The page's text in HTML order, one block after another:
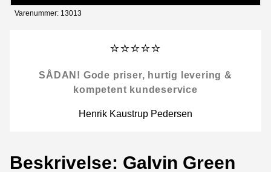
Varenummer: 13013
⭐⭐⭐⭐⭐
SÅDAN! Gode priser, hurtig levering &
kompetent kundeservice
Henrik Kaustrup Pedersen
Beskrivelse: Galvin Green